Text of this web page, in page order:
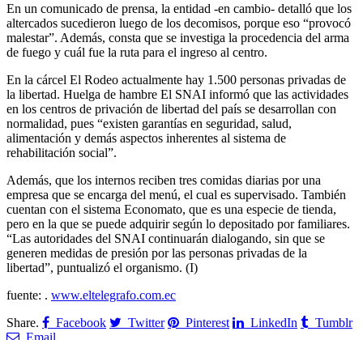
En un comunicado de prensa, la entidad -en cambio- detalló que los
altercados sucedieron luego de los decomisos, porque eso “provocó
malestar”. Además, consta que se investiga la procedencia del arma
de fuego y cuál fue la ruta para el ingreso al centro.
En la cárcel El Rodeo actualmente hay 1.500 personas privadas de
la libertad. Huelga de hambre El SNAI informó que las actividades
en los centros de privación de libertad del país se desarrollan con
normalidad, pues “existen garantías en seguridad, salud,
alimentación y demás aspectos inherentes al sistema de
rehabilitación social”.
Además, que los internos reciben tres comidas diarias por una
empresa que se encarga del menú, el cual es supervisado. También
cuentan con el sistema Economato, que es una especie de tienda,
pero en la que se puede adquirir según lo depositado por familiares.
“Las autoridades del SNAI continuarán dialogando, sin que se
generen medidas de presión por las personas privadas de la
libertad”, puntualizó el organismo. (I)
fuente: . www.eltelegrafo.com.ec
Share.
Facebook Twitter Pinterest LinkedIn
Tumblr
Email